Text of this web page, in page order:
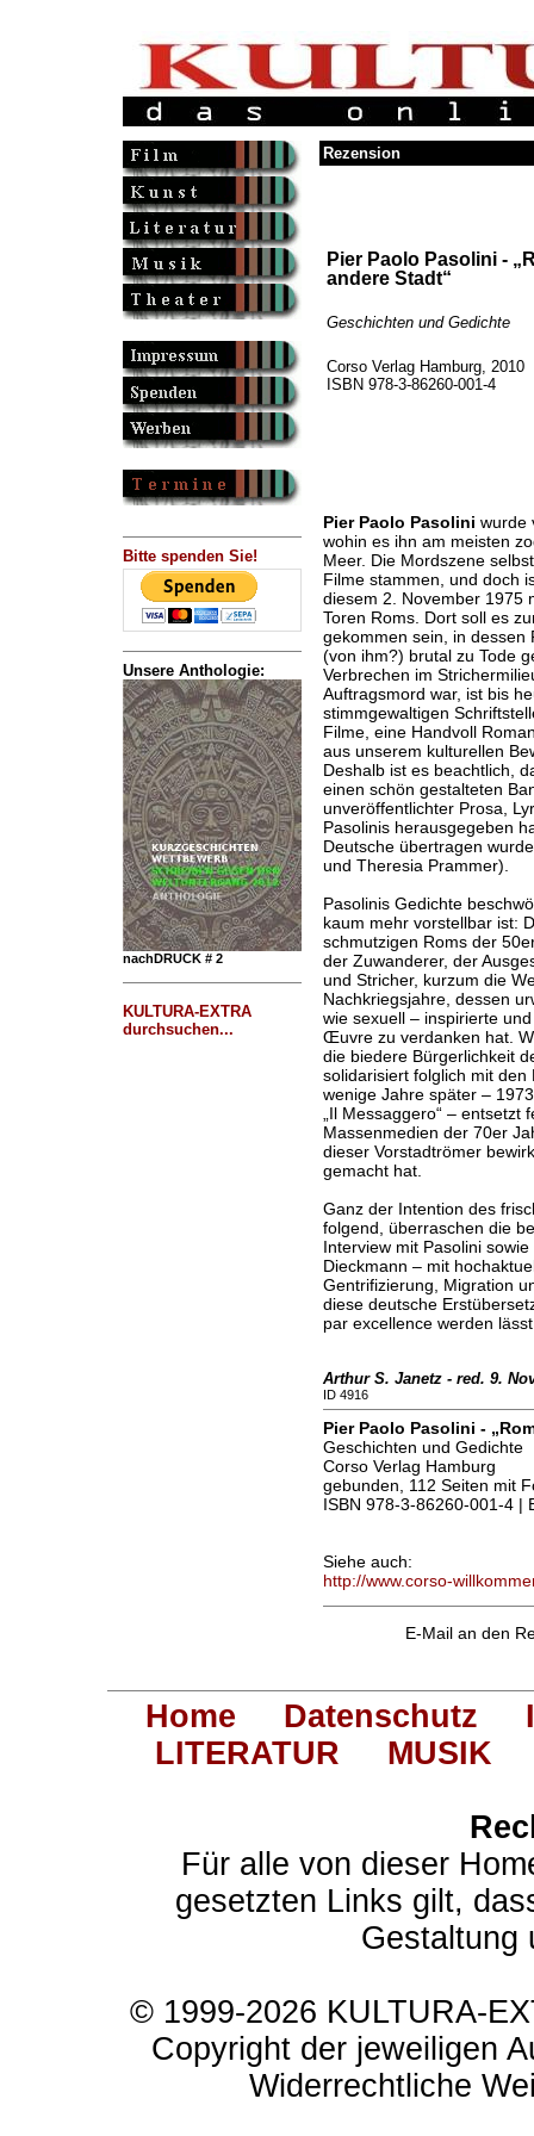
Bitte spenden Sie!
Unsere Anthologie:
nachDRUCK # 2
KULTURA-EXTRA
durchsuchen...
Rezension
Pier Paolo Pasolini -
andere Stadt“
Geschichten und Gedichte
Corso Verlag Hamburg, 2010
ISBN 978-3-86260-001-4
Pier Paolo Pasolini wurde
wohin es ihn am meisten
Meer. Die Mordszene
Filme stammen, und doch
diesem 2. November 1975
Toren Roms. Dort soll es
gekommen sein, in dessen
(von ihm?) brutal zu Tode
Verbrechen im
Auftragsmord war, ist bis
stimmgewaltigen
Filme, eine Handvoll
aus unserem kulturellen
Deshalb ist es beachtlich,
einen schön gestalteten
unveröffentlichter Prosa,
Pasolinis herausgegeben
Deutsche übertragen
und Theresia Prammer).
Pasolinis Gedichte
kaum mehr vorstellbar ist:
schmutzigen Roms der
der Zuwanderer, der
und Stricher, kurzum die
Nachkriegsjahre, dessen
wie sexuell – inspirierte
Œuvre zu verdanken hat.
die biedere Bürgerlichkeit
solidarisiert folglich mit
wenige Jahre später –
„Il Messaggero“ –
Massenmedien der 70er
dieser Vorstadtrömer
gemacht hat.
Ganz der Intention des
folgend, überraschen die
Interview mit Pasolini
Dieckmann – mit
Gentrifizierung, Migration
diese deutsche
par excellence werden
Arthur S. Janetz - red. 9.
ID 4916
Pier Paolo Pasolini -
Geschichten und Gedichte
Corso Verlag Hamburg
gebunden, 112 Seiten mit
ISBN 978-3-86260-001-4 |
Siehe auch:
http://www.corso-
E-Mail an den
Home Datenschutz
LITERATUR
MUSIK
Für alle von dieser
gesetzten Links gilt,
Gestaltung
© 1999-2026 KULTURA-
Copyright der jeweiligen
Widerrechtliche